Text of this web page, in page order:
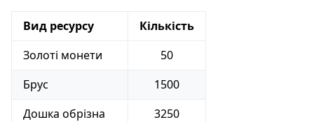
Вид ресурсу
Кількість
Золоті монети
50
Брус
1500
Дошка обрізна
3250